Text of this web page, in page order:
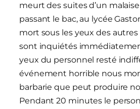
meurt des suites d’un
passant le bac, au lycée
mort sous les yeux des
sont inquiétés
yeux du personnel resté
événement horrible nous
barbarie que peut produire
Pendant 20 minutes le